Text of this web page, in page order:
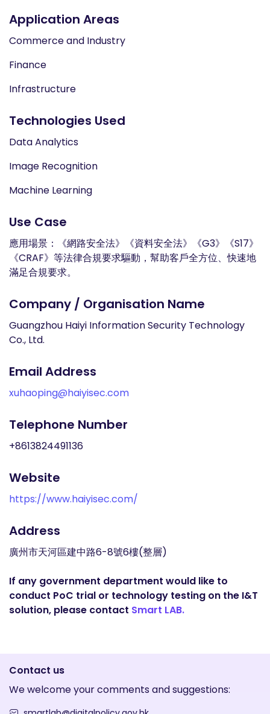
Application Areas
Commerce and Industry
Finance
Infrastructure
Technologies Used
Data Analytics
Image Recognition
Machine Learning
Use Case
應用場景：《網路安全法》《資料安全法》《G3》《S17》
《CRAF》等法律合規要求驅動，幫助客戶全方位、快速地
滿足合規要求。
Company / Organisation Name
Guangzhou Haiyi Information Security Technology
Co., Ltd.
Email Address
xuhaoping@haiyisec.com
Telephone Number
+8613824491136
Website
https://www.haiyisec.com/
Address
廣州市天河區建中路6-8號6樓(整層)
If any government department would like to
conduct PoC trial or technology testing on the I&T
solution, please contact Smart LAB.
Contact us
We welcome your comments and suggestions: